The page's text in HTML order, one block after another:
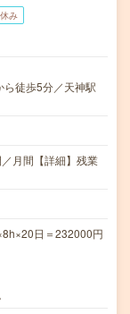
み
徒歩5分／天神駅
月間【詳細】残業
日＝232000円